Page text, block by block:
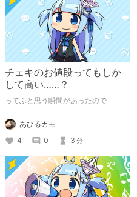
チェキのお値段ってもしか
して高い……？
ってふと思う瞬間があったので
あひるカモ
4
0 3 分